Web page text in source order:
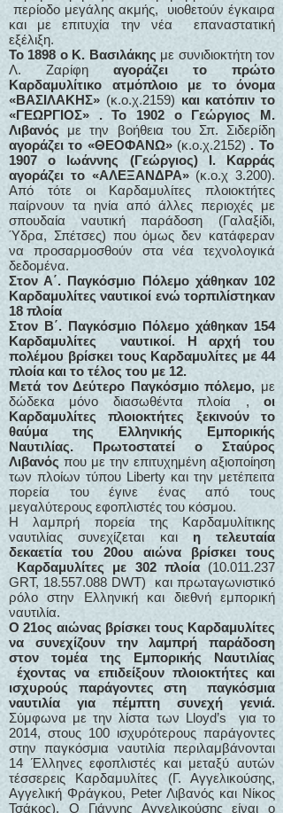
περίοδο μεγάλης ακμής, υιοθετούν έγκαιρα
και με επιτυχία την νέα επαναστατική
εξέλιξη.
Το 1898 ο Κ. Βασιλάκης με συνιδιοκτήτη τον
Λ. Ζαρίφη αγοράζει το πρώτο
Καρδαμυλίτικο ατμόπλοιο με το όνομα
«ΒΑΣΙΛΑΚΗΣ» (κ.ο.χ.2159) και κατόπιν το
«ΓΕΩΡΓΙΟΣ» . Το 1902 ο Γεώργιος Μ.
Λιβανός με την βοήθεια του Σπ. Σιδερίδη
αγοράζει το «ΘΕΟΦΑΝΩ» (κ.ο.χ.2152) . Το
1907 ο Ιωάννης (Γεώργιος) Ι. Καρράς
αγοράζει το «ΑΛΕΞΑΝΔΡΑ» (κ.ο.χ 3.200).
Από τότε οι Καρδαμυλίτες πλοιοκτήτες
παίρνουν τα ηνία από άλλες περιοχές με
σπουδαία ναυτική παράδοση (Γαλαξίδι,
Ύδρα, Σπέτσες) που όμως δεν κατάφεραν
να προσαρμοσθούν στα νέα τεχνολογικά
δεδομένα.
Στον Α΄. Παγκόσμιο Πόλεμο χάθηκαν 102
Καρδαμυλίτες ναυτικοί ενώ τορπιλίστηκαν
18 πλοία
Στον Β΄. Παγκόσμιο Πόλεμο χάθηκαν 154
Καρδαμυλίτες ναυτικοί. Η αρχή του
πολέμου βρίσκει τους Καρδαμυλίτες με 44
πλοία και το τέλος του με 12.
Μετά τον Δεύτερο Παγκόσμιο πόλεμο, με
δώδεκα μόνο διασωθέντα πλοία , οι
Καρδαμυλίτες πλοιοκτήτες ξεκινούν το
θαύμα της Ελληνικής Εμπορικής
Ναυτιλίας. Πρωτοστατεί ο Σταύρος
Λιβανός που με την επιτυχημένη αξιοποίηση
των πλοίων τύπου Liberty και την μετέπειτα
πορεία του έγινε ένας από τους
μεγαλύτερους εφοπλιστές του κόσμου.
Η λαμπρή πορεία της Καρδαμυλίτικης
ναυτιλίας συνεχίζεται και η τελευταία
δεκαετία του 20ου αιώνα βρίσκει τους
Καρδαμυλίτες με 302 πλοία (10.011.237
GRT, 18.557.088 DWT) και πρωταγωνιστικό
ρόλο στην Ελληνική και διεθνή εμπορική
ναυτιλία.
Ο 21ος αιώνας βρίσκει τους Καρδαμυλίτες
να συνεχίζουν την λαμπρή παράδοση
στον τομέα της Εμπορικής Ναυτιλίας
έχοντας να επιδείξουν πλοιοκτήτες και
ισχυρούς παράγοντες στη παγκόσμια
ναυτιλία για πέμπτη συνεχή γενιά.
Σύμφωνα με την λίστα των Lloyd’s για το
2014, στους 100 ισχυρότερους παράγοντες
στην παγκόσμια ναυτιλία περιλαμβάνονται
14 Έλληνες εφοπλιστές και μεταξύ αυτών
τέσσερεις Καρδαμυλίτες (Γ. Αγγελικούσης,
Αγγελική Φράγκου, Peter Λιβανός και Νίκος
Τσάκος). Ο Γιάννης Αγγελικούσης είναι ο